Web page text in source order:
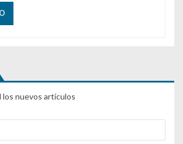
los nuevos artículos